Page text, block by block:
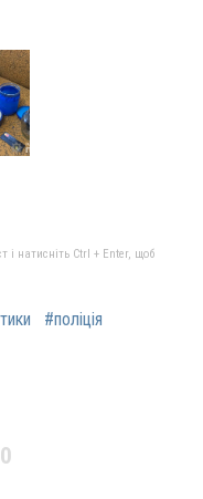
і натисніть Ctrl + Enter, щоб
#поліція